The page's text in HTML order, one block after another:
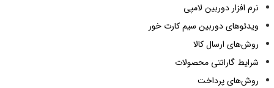
نرم افزار دوربین لامپی
ویدئوهای دوربین سیم کارت خور
روش‌های ارسال کالا
شرایط گارانتی محصولات
روش‌های پرداخت